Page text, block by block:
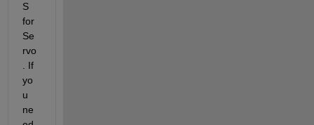
S
for
Se
rvo
. If
yo
u
ne